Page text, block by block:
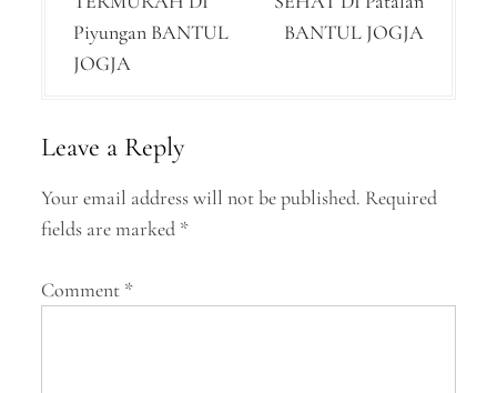
t
n
v
g
t
Piyungan BANTUL
JOGJA
BANTUL JOGJA
Leave a Reply
Your email address will not be published. Required
fields are marked *
Comment *